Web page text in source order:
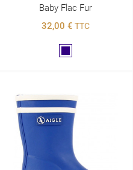
Baby Flac Fur
32,00 € TTC